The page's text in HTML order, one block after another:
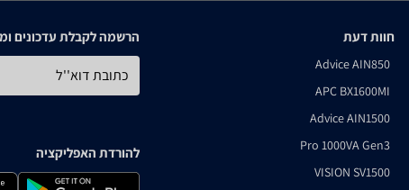
חוות דעת
Advice AIN850
APC BX1600MI
Advice AIN1500
Pro 1000VA Gen3
VISION SV1500
הרשמה לקבלת עדכונים
כתובת דוא''ל
להורדת האפליקציה